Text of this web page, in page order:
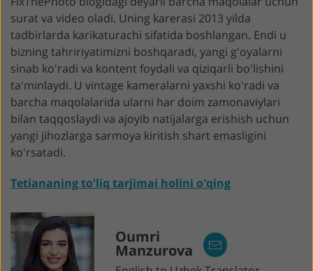
surat va video oladi. Uning karerasi 2013 yilda
tadbirlarda karikaturachi sifatida boshlangan. Endi u
bizning tahririyatimizni boshqaradi, yangi g'oyalarni
sinab ko'radi va kontent foydali va qiziqarli bo'lishini
ta'minlaydi. U vintage kameralarni yaxshi ko'radi va
barcha maqolalarida ularni har doim zamonaviylari
bilan taqqoslaydi va ajoyib natijalarga erishish uchun
yangi jihozlarga sarmoya kiritish shart emasligini
ko'rsatadi.
Tetiananing to'liq tarjimai holini o'qing
Oumri
Manzurova